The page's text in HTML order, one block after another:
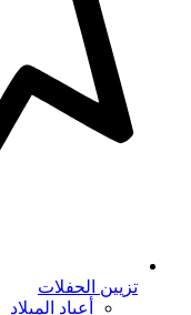
تزيين الحفلات
أعياد الميلاد